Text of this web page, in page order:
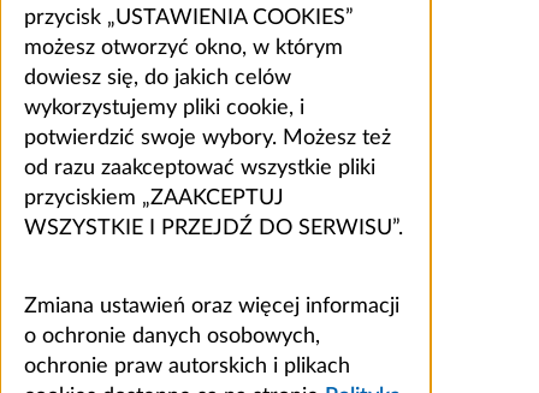
przycisk „USTAWIENIA COOKIES”
możesz otworzyć okno, w którym
dowiesz się, do jakich celów
wykorzystujemy pliki cookie, i
potwierdzić swoje wybory. Możesz też
od razu zaakceptować wszystkie pliki
przyciskiem „ZAAKCEPTUJ
WSZYSTKIE I PRZEJDŹ DO SERWISU”.
Zmiana ustawień oraz więcej informacji
o ochronie danych osobowych,
ochronie praw autorskich i plikach